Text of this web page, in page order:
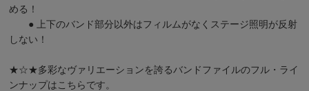
める！
● 上下のバンド部分以外はフィルムがなくステージ照明が反射
しない！
★☆★多彩なヴァリエーションを誇るバンドファイルのフル・ライ
ンナップはこちらです。